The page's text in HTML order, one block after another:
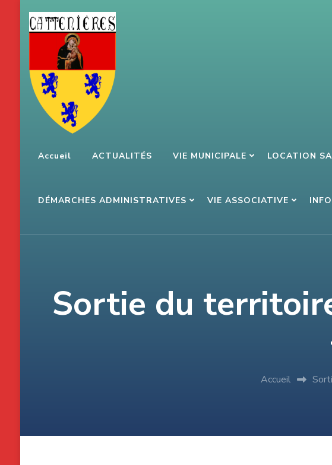
Aller
au
contenu
(Pressez
Entrée)
Accueil ACTUALITÉS VIE MUNICIPALE LOCATION
DÉMARCHES ADMINISTRATIVES VIE ASSOCIATIVE
Sortie du
Accueil